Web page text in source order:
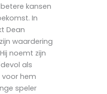
kansen
In
Dean
waardering
noemt zijn
als
hem
speler